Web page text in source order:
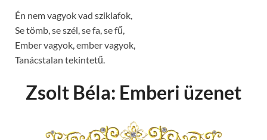
Én nem vagyok vad sziklafok,
Se tömb, se szél, se fa, se fű,
Ember vagyok, ember vagyok,
Tanácstalan tekintetű.
Zsolt Béla: Emberi üzenet